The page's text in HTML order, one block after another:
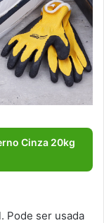
Cinza 20kg
Pode ser usada